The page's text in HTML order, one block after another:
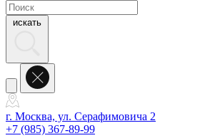
г. Москва, ул. Серафимовича 2
+7 (985) 367-89-99